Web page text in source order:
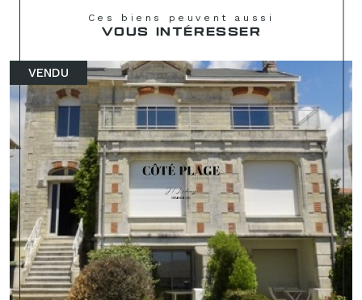
Ces biens peuvent aussi
VOUS INTÉRESSER
VENDU